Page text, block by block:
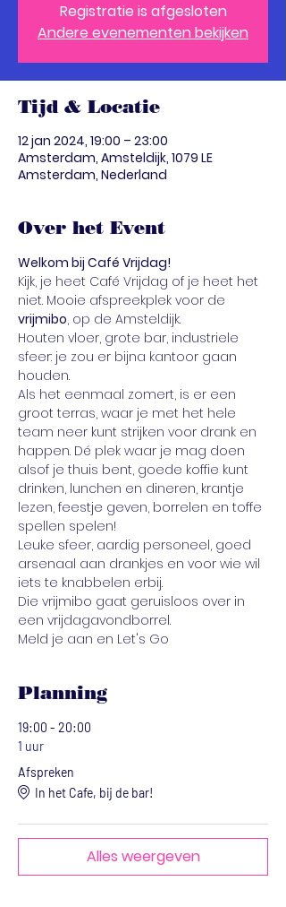
Registratie is afgesloten
Andere evenementen bekijken
Tijd & Locatie
12 jan 2024, 19:00 – 23:00
Amsterdam, Amsteldijk, 1079 LE
Amsterdam, Nederland
Over het Event
Welkom bij Café Vrijdag!
Kijk, je heet Café Vrijdag of je heet het
niet. Mooie afspreekplek voor de
vrijmibo, op de Amsteldijk.
Houten vloer, grote bar, industriele
sfeer: je zou er bijna kantoor gaan
houden.
Als het eenmaal zomert, is er een
groot terras, waar je met het hele
team neer kunt strijken voor drank en
happen. Dé plek waar je mag doen
alsof je thuis bent, goede koffie kunt
drinken, lunchen en dineren, krantje
lezen, feestje geven, borrelen en toffe
spellen spelen!
Leuke sfeer, aardig personeel, goed
arsenaal aan drankjes en voor wie wil
iets te knabbelen erbij.
Die vrijmibo gaat geruisloos over in
een vrijdagavondborrel.
Meld je aan en Let's Go
Planning
19:00 - 20:00
1 uur
Afspreken
In het Cafe, bij de bar!
Alles weergeven